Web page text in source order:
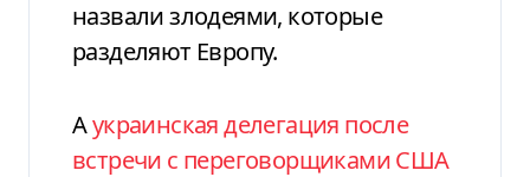
назвали злодеями, которые
разделяют Европу.
Аукраинская делегация после
встречи с переговорщиками США